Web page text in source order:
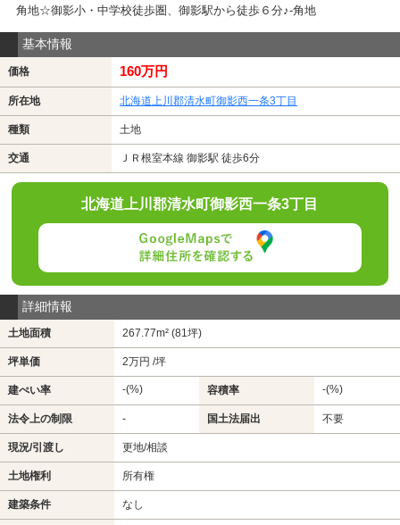
角地☆御影小・中学校徒歩圏、御影駅から徒歩６分♪-角地
基本情報
価格 160万円
所在地 北海道上川郡清水町御影西一条3丁目
種類 土地
交通 ＪＲ根室本線 御影駅 徒歩6分
北海道上川郡清水町御影西一条3丁目
詳細情報
土地面積 267.77m² (81坪)
坪単価 2万円 /坪
建ぺい率 -(%) 容積率 -(%)
法令上の制限 - 国土法届出 不要
現況/引渡し 更地/相談
土地権利 所有権
建築条件 なし